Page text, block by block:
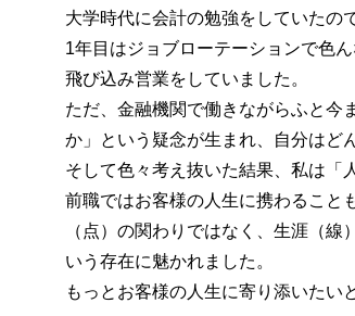
大学時代に会計の勉強をしていたの
1年目はジョブローテーションで色
飛び込み営業をしていました。
ただ、金融機関で働きながらふと今
か」という疑念が生まれ、自分はど
そして色々考え抜いた結果、私は「
前職ではお客様の人生に携わること
（点）の関わりではなく、生涯（
いう存在に魅かれました。
もっとお客様の人生に寄り添いたい